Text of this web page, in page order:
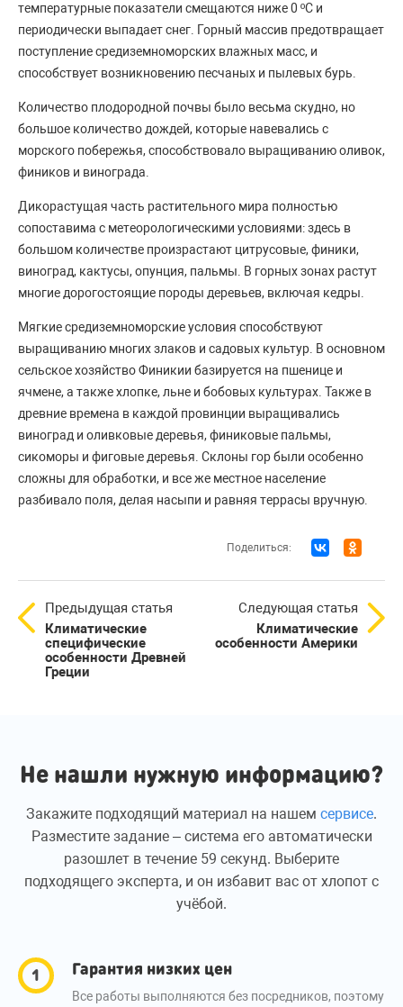
температурные показатели смещаются ниже 0 ºС и
периодически выпадает снег. Горный массив предотвращает
поступление средиземноморских влажных масс, и
способствует возникновению песчаных и пылевых бурь.
Количество плодородной почвы было весьма скудно, но
большое количество дождей, которые навевались с
морского побережья, способствовало выращиванию оливок,
фиников и винограда.
Дикорастущая часть растительного мира полностью
сопоставима с метеорологическими условиями: здесь в
большом количестве произрастают цитрусовые, финики,
виноград, кактусы, опунция, пальмы. В горных зонах растут
многие дорогостоящие породы деревьев, включая кедры.
Мягкие средиземноморские условия способствуют
выращиванию многих злаков и садовых культур. В основном
сельское хозяйство Финикии базируется на пшенице и
ячмене, а также хлопке, льне и бобовых культурах. Также в
древние времена в каждой провинции выращивались
виноград и оливковые деревья, финиковые пальмы,
сикоморы и фиговые деревья. Склоны гор были особенно
сложны для обработки, и все же местное население
разбивало поля, делая насыпи и равняя террасы вручную.
Поделиться:
Предыдущая статья
Климатические
специфические
особенности Древней
Греции
Следующая статья
Климатические
особенности Америки
Не нашли нужную информацию?
Закажите подходящий материал на нашем сервисе.
Разместите задание – система его автоматически
разошлет в течение 59 секунд. Выберите
подходящего эксперта, и он избавит вас от хлопот с
учёбой.
Гарантия низких цен
Все работы выполняются без посредников, поэтому